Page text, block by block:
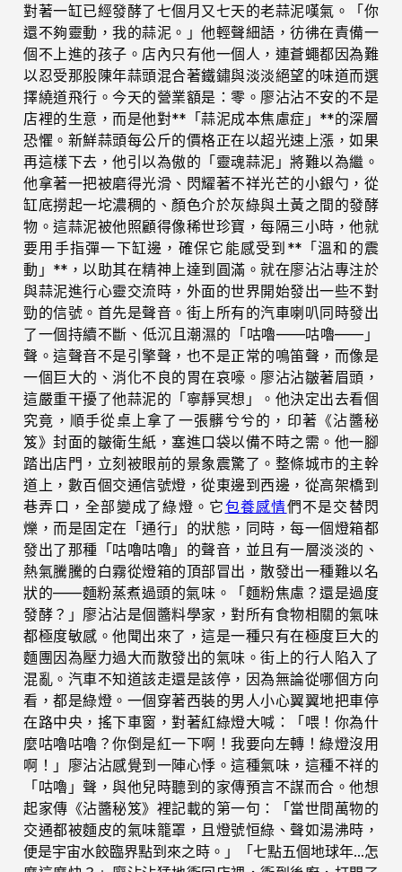
對著一缸已經發酵了七個月又七天的老蒜泥嘆氣。「你
還不夠靈動，我的蒜泥。」他輕聲細語，彷彿在責備一
個不上進的孩子。店內只有他一個人，連蒼蠅都因為難
以忍受那股陳年蒜頭混合著鐵鏽與淡淡絕望的味道而選
擇繞道飛行。今天的營業額是：零。廖沾沾不安的不是
店裡的生意，而是他對**「蒜泥成本焦慮症」**的深層
恐懼。新鮮蒜頭每公斤的價格正在以超光速上漲，如果
再這樣下去，他引以為傲的「靈魂蒜泥」將難以為繼。
他拿著一把被磨得光滑、閃耀著不祥光芒的小銀勺，從
缸底撈起一坨濃稠的、顏色介於灰綠與土黃之間的發酵
物。這蒜泥被他照顧得像稀世珍寶，每隔三小時，他就
要用手指彈一下缸邊，確保它能感受到**「溫和的震
動」**，以助其在精神上達到圓滿。就在廖沾沾專注於
與蒜泥進行心靈交流時，外面的世界開始發出一些不對
勁的信號。首先是聲音。街上所有的汽車喇叭同時發出
了一個持續不斷、低沉且潮濕的「咕嚕——咕嚕——」
聲。這聲音不是引擎聲，也不是正常的鳴笛聲，而像是
一個巨大的、消化不良的胃在哀嚎。廖沾沾皺著眉頭，
這嚴重干擾了他蒜泥的「寧靜冥想」。他決定出去看個
究竟，順手從桌上拿了一張髒兮兮的，印著《沾醬秘
笈》封面的皺衛生紙，塞進口袋以備不時之需。他一腳
踏出店門，立刻被眼前的景象震驚了。整條城市的主幹
道上，數百個交通信號燈，從東邊到西邊，從高架橋到
巷弄口，全部變成了綠燈。它包養感情們不是交替閃
爍，而是固定在「通行」的狀態，同時，每一個燈箱都
發出了那種「咕嚕咕嚕」的聲音，並且有一層淡淡的、
熱氣騰騰的白霧從燈箱的頂部冒出，散發出一種難以名
狀的——麵粉蒸煮過頭的氣味。「麵粉焦慮？還是過度
發酵？」廖沾沾是個醬料學家，對所有食物相關的氣味
都極度敏感。他聞出來了，這是一種只有在極度巨大的
麵團因為壓力過大而散發出的氣味。街上的行人陷入了
混亂。汽車不知道該走還是該停，因為無論從哪個方向
看，都是綠燈。一個穿著西裝的男人小心翼翼地把車停
在路中央，搖下車窗，對著紅綠燈大喊：「喂！你為什
麼咕嚕咕嚕？你倒是紅一下啊！我要向左轉！綠燈沒用
啊！」廖沾沾感覺到一陣心悸。這種氣味，這種不祥的
「咕嚕」聲，與他兒時聽到的家傳預言不謀而合。他想
起家傳《沾醬秘笈》裡記載的第一句：「當世間萬物的
交通都被麵皮的氣味籠罩，且燈號恒綠、聲如湯沸時，
便是宇宙水餃臨界點到來之時。」「七點五個地球年…怎